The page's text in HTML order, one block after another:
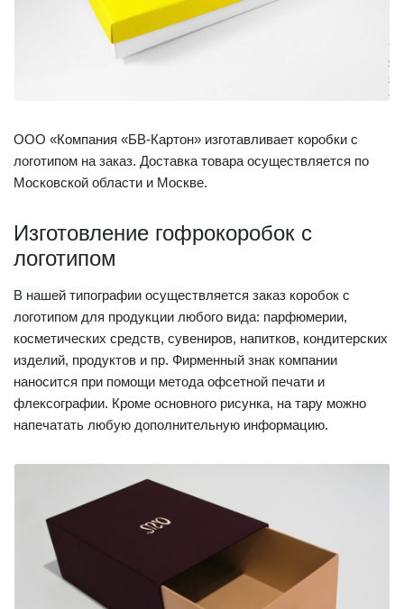
ООО «Компания «БВ-Картон» изготавливает коробки с
логотипом на заказ. Доставка товара осуществляется по
Московской области и Москве.
Изготовление гофрокоробок с
логотипом
В нашей типографии осуществляется заказ коробок с
логотипом для продукции любого вида: парфюмерии,
косметических средств, сувениров, напитков, кондитерских
изделий, продуктов и пр. Фирменный знак компании
наносится при помощи метода офсетной печати и
флексографии. Кроме основного рисунка, на тару можно
напечатать любую дополнительную информацию.